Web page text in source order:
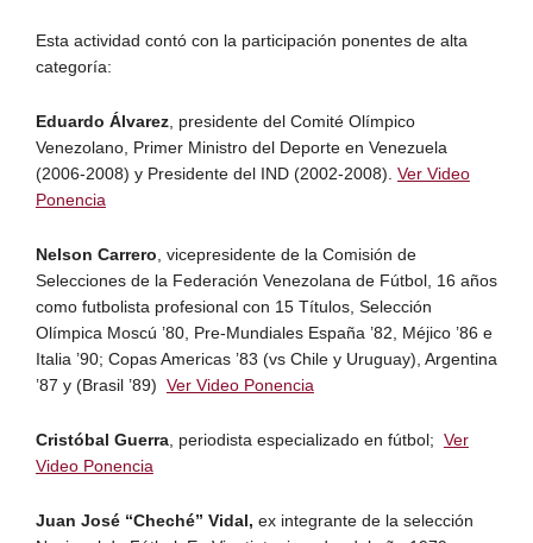
Esta actividad contó con la participación ponentes de alta
categoría:
Eduardo Álvarez, presidente del Comité Olímpico
Venezolano, Primer Ministro del Deporte en Venezuela
(2006-2008) y Presidente del IND (2002-2008). Ver Video
Ponencia
Nelson Carrero , vicepresidente de la Comisión de
Selecciones de la Federación Venezolana de Fútbol, 16 años
como futbolista profesional con 15 Títulos, Selección
Olímpica Moscú ’80, Pre-Mundiales España ’82, Méjico ’86 e
Italia ’90; Copas Americas ’83 (vs Chile y Uruguay), Argentina
’87 y (Brasil ’89) Ver Video Ponencia
Cristóbal Guerra, periodista especializado en fútbol; Ver
Video Ponencia
Juan José “Cheché” Vidal, ex integrante de la selección